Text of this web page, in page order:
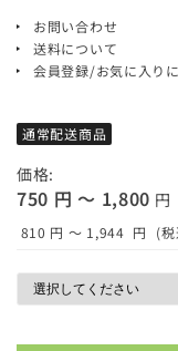
お問い合わせ
送料について
会員登録/お気に入り
通常配送商品
価格:
750 円 ～ 1,800 円
810 円 ～ 1,944 円 (